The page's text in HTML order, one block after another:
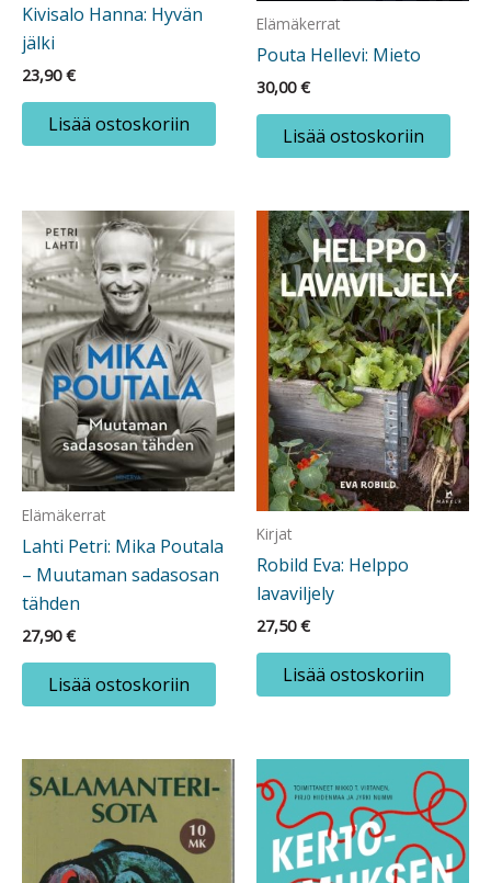
Kivisalo Hanna: Hyvän
jälki
23,90€
Lisää ostoskoriin
Elämäkerrat
Pouta Hellevi: Mieto
30,00€
Lisää ostoskoriin
Elämäkerrat
Lahti Petri: Mika Poutala
– Muutaman sadasosan
tähden
27,90€
Lisää ostoskoriin
Kirjat
Robild Eva: Helppo
lavaviljely
27,50€
Lisää ostoskoriin